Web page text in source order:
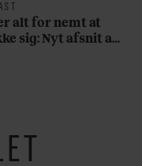
alt for nemt at
sig: Nyt afsnit af